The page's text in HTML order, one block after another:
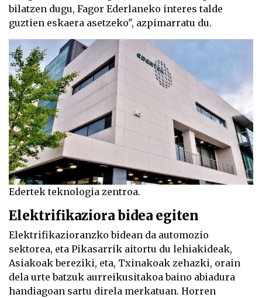
bilatzen dugu, Fagor Ederlaneko interes talde
guztien eskaera asetzeko", azpimarratu du.
Edertek teknologia zentroa.
Elektrifikaziora bidea egiten
Elektrifikazioranzko bidean da automozio
sektorea, eta Pikasarrik aitortu du lehiakideak,
Asiakoak bereziki, eta, Txinakoak zehazki, orain
dela urte batzuk aurreikusitakoa baino abiadura
handiagoan sartu direla merkatuan. Horren